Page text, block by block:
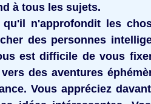
à tous les sujets.
n'approfondit les
des personnes
est difficile de vous
des aventures
Vous appréciez